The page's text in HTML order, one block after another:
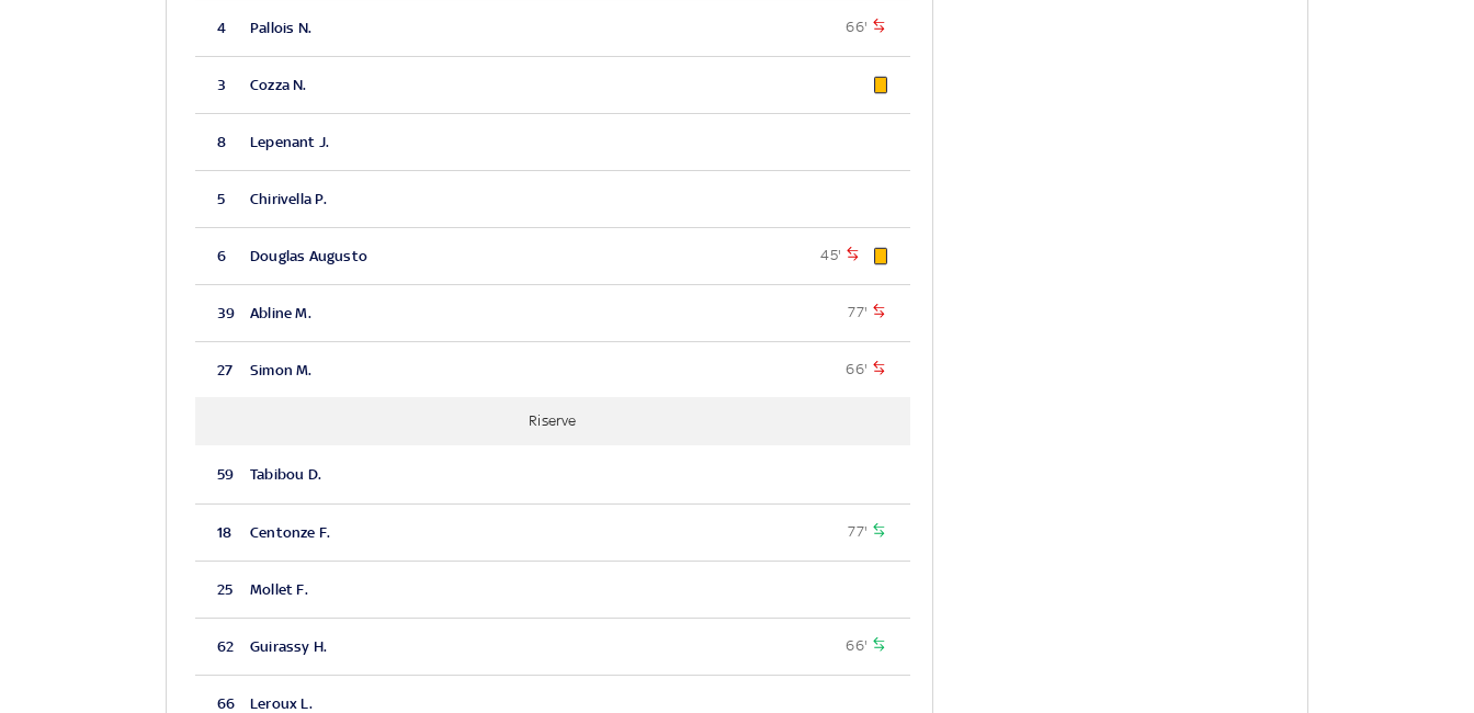
4 Pallois N. 66'
3 Cozza N.
8 Lepenant J.
5 Chirivella P.
6 Douglas Augusto 45'
39 Abline M. 77'
27 Simon M. 66'
Riserve
59 Tabibou D.
18 Centonze F. 77'
25 Mollet F.
62 Guirassy H. 66'
66 Leroux L.